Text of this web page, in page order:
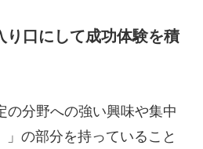
り口にして成功体験を積
の分野への強い興味や集中
」の部分を持っていること